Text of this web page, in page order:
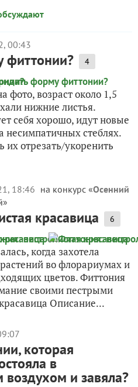
00:43
фиттонии? 4
возраст около 1,5
нижние листья.
себя хорошо, идут новые
несимпатичных стеблях.
отрезать/укоренить
18:46 на конкурс «Осенний
»
красавица 6
когда захотела
во флорариумах и
цветов. Фиттония
своими пестрыми
Описание...
которая
в
и завяла?